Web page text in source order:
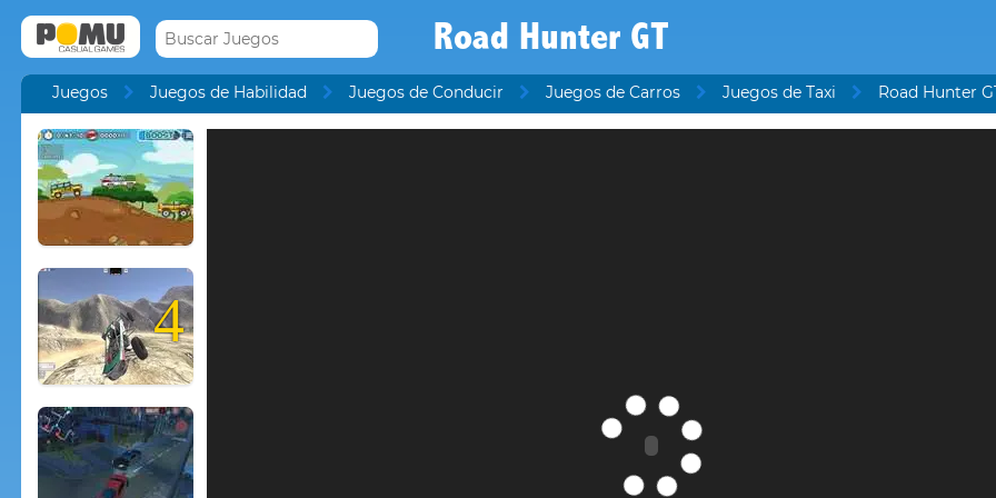
Road Hunter GT
Juegos Juegos de Habilidad Juegos de Conducir Juegos de Carros Juegos de Taxi Road Hunter
4